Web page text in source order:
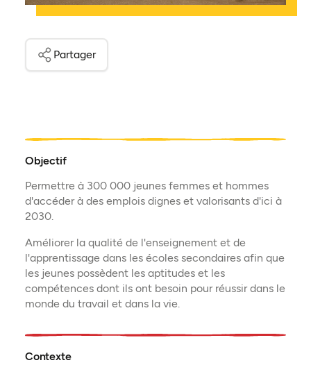
Partager
Objectif
Permettre à 300 000 jeunes femmes et hommes
d'accéder à des emplois dignes et valorisants d'ici à
2030.
Améliorer la qualité de l'enseignement et de
l'apprentissage dans les écoles secondaires afin que
les jeunes possèdent les aptitudes et les
compétences dont ils ont besoin pour réussir dans le
monde du travail et dans la vie.
Contexte